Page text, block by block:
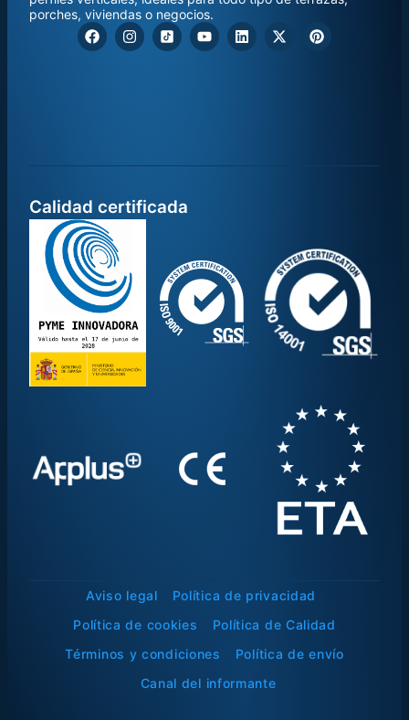
porches, viviendas o negocios.
Calidad certificada
Aviso legal
Política de privacidad
Política de cookies
Política de Calidad
Términos y condiciones
Política de envío
Canal del informante